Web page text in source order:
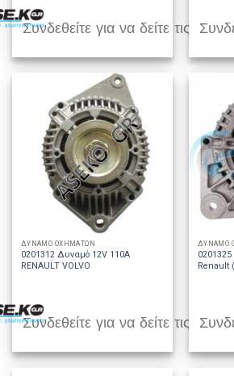
Συνδεθείτε για να δείτε τις τιμές
ΔΥΝΑΜΟ ΟΧΗΜΑΤΩΝ
0201312 Δυναμό 12V 110A
RENAULT VOLVO
Συνδεθείτε για να δείτε τις τιμές
ΔΥΝΑΜΟ
Renault